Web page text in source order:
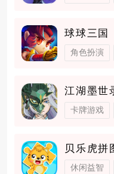
球球三国
角色扮演
江湖墨世
卡牌游戏
贝乐虎拼
休闲益智